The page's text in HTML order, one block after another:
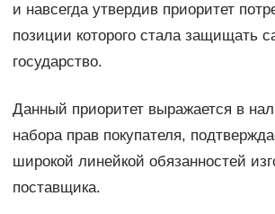
и навсегда утвердив приоритет
позиции которого стала защищать
государство.
Данный приоритет выражается в
набора прав покупателя,
широкой линейкой обязанностей
поставщика.